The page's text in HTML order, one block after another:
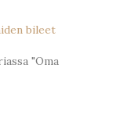
bileet
"Oma